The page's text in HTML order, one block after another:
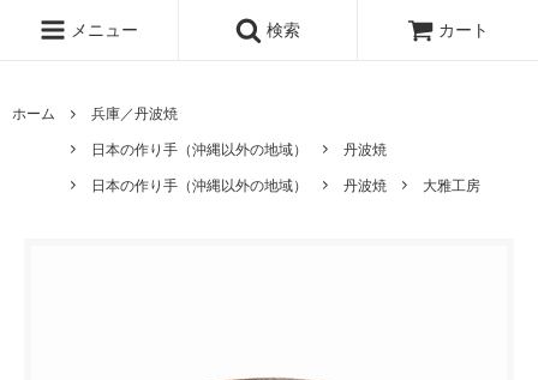
メニュー 検索 カート
ホーム
兵庫／丹波焼
日本の作り手（沖縄以外の地域）
丹波焼
日本の作り手（沖縄以外の地域）
丹波焼 大雅工房